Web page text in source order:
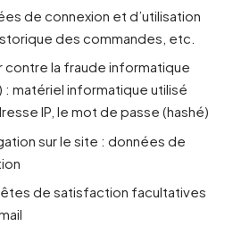
de connexion et d’utilisation
des commandes, etc.
la fraude informatique
: matériel informatique utilisé
IP, le mot de passe (hashé)
sur le site : données de
de satisfaction facultatives